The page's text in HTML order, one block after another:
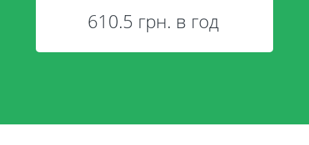
610.5 грн. в год